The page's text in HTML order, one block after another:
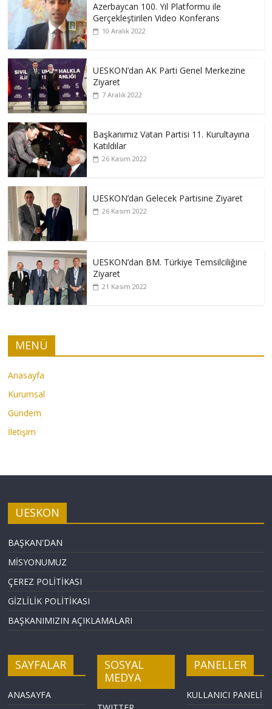
Azerbaycan 100. Yıl Platformu ile
Gerçekleştirilen Video Konferans
10 Aralık 2022
UESKON’dan AK Parti Genel Merkezine
Ziyaret
7 Aralık 2022
Başkanımız Vatan Partisi 11. Kurultayına
Katıldılar
26 Kasım 2022
UESKON’dan Gelecek Partisine Ziyaret
26 Kasım 2022
UESKON’dan BM. Türkiye Temsilciliğine
Ziyaret
21 Kasım 2022
MENÜ
Anasayfa
Kurumsal
Gündem
İletişim
UESKON
BAŞKAN'DAN
MİSYONUMUZ
ÇEREZ POLİTİKASI
GİZLİLİK POLİTİKASI
BAŞKANIMIZIN AÇIKLAMALARI
SAYFALAR
ANASAYFA
SOSYAL
MEDYA
PANELLER
KULLANICI PANELİ